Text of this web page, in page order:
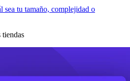
sea tu tamaño, complejidad o
tiendas